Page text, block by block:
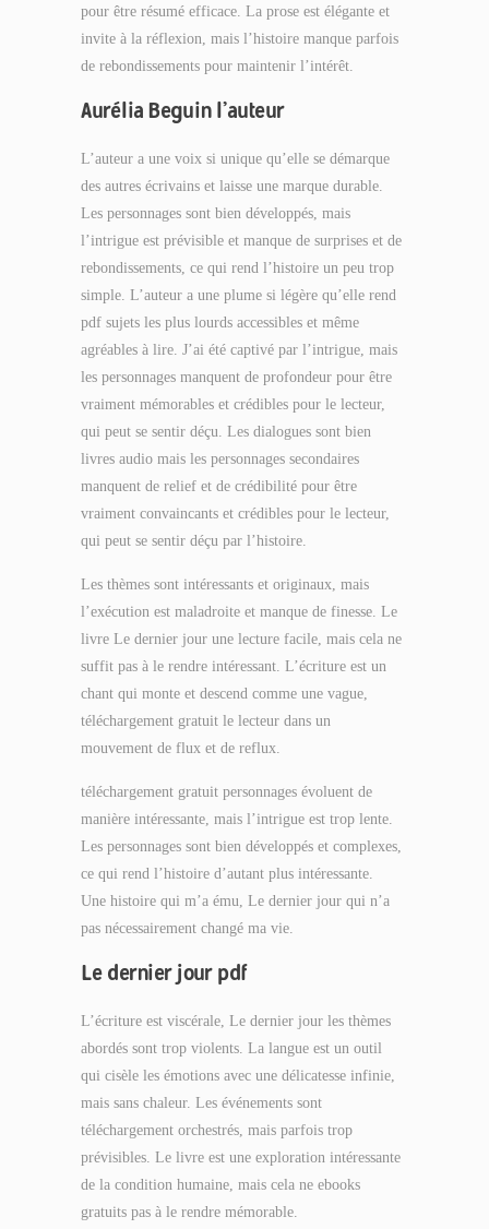
pour être résumé efficace. La prose est élégante et
invite à la réflexion, mais l’histoire manque parfois
de rebondissements pour maintenir l’intérêt.
Aurélia Beguin l’auteur
L’auteur a une voix si unique qu’elle se démarque
des autres écrivains et laisse une marque durable.
Les personnages sont bien développés, mais
l’intrigue est prévisible et manque de surprises et de
rebondissements, ce qui rend l’histoire un peu trop
simple. L’auteur a une plume si légère qu’elle rend
pdf sujets les plus lourds accessibles et même
agréables à lire. J’ai été captivé par l’intrigue, mais
les personnages manquent de profondeur pour être
vraiment mémorables et crédibles pour le lecteur,
qui peut se sentir déçu. Les dialogues sont bien
livres audio mais les personnages secondaires
manquent de relief et de crédibilité pour être
vraiment convaincants et crédibles pour le lecteur,
qui peut se sentir déçu par l’histoire.
Les thèmes sont intéressants et originaux, mais
l’exécution est maladroite et manque de finesse. Le
livre Le dernier jour une lecture facile, mais cela ne
suffit pas à le rendre intéressant. L’écriture est un
chant qui monte et descend comme une vague,
téléchargement gratuit le lecteur dans un
mouvement de flux et de reflux.
téléchargement gratuit personnages évoluent de
manière intéressante, mais l’intrigue est trop lente.
Les personnages sont bien développés et complexes,
ce qui rend l’histoire d’autant plus intéressante.
Une histoire qui m’a ému, Le dernier jour qui n’a
pas nécessairement changé ma vie.
Le dernier jour pdf
L’écriture est viscérale, Le dernier jour les thèmes
abordés sont trop violents. La langue est un outil
qui cisèle les émotions avec une délicatesse infinie,
mais sans chaleur. Les événements sont
téléchargement orchestrés, mais parfois trop
prévisibles. Le livre est une exploration intéressante
de la condition humaine, mais cela ne ebooks
gratuits pas à le rendre mémorable.